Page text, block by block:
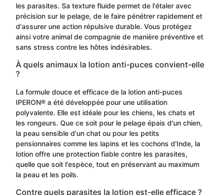
les parasites. Sa texture fluide permet de l'étaler avec
précision sur le pelage, de le faire pénétrer rapidement et
d'assurer une action répulsive durable. Vous protégez
ainsi votre animal de compagnie de manière préventive et
sans stress contre les hôtes indésirables.
À quels animaux la lotion anti-puces convient-elle
?
La formule douce et efficace de la lotion anti-puces
IPERON® a été développée pour une utilisation
polyvalente. Elle est idéale pour les chiens, les chats et
les rongeurs. Que ce soit pour le pelage épais d'un chien,
la peau sensible d'un chat ou pour les petits
pensionnaires comme les lapins et les cochons d'Inde, la
lotion offre une protection fiable contre les parasites,
quelle que soit l'espèce, tout en préservant au maximum
la peau et les poils.
Contre quels parasites la lotion est-elle efficace ?